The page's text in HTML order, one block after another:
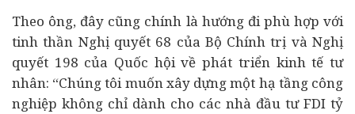
Theo ông, đây cũng chính là hướng đi phù hợp với
tinh thần Nghị quyết 68 của Bộ Chính trị và Nghị
quyết 198 của Quốc hội về phát triển kinh tế tư
nhân: “Chúng tôi muốn xây dựng một hạ tầng công
nghiệp không chỉ dành cho các nhà đầu tư FDI tỷ